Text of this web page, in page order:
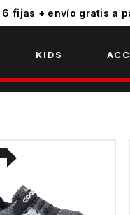
fijas + envío gratis a
KIDS